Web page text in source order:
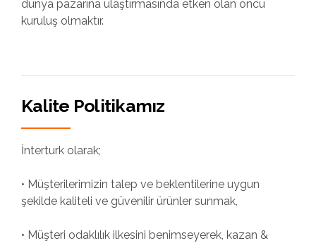
dünya pazarına ulaştırmasında etken olan öncü
kuruluş olmaktır.
Kalite Politikamız
İnterturk olarak;
• Müşterilerimizin talep ve beklentilerine uygun
şekilde kaliteli ve güvenilir ürünler sunmak,
• Müşteri odaklılık ilkesini benimseyerek, kazan &